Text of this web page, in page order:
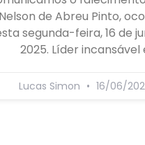
de Abreu Pinto,
segunda-feira, 16 de
2025. Líder incansável
Lucas Simon 16/06/